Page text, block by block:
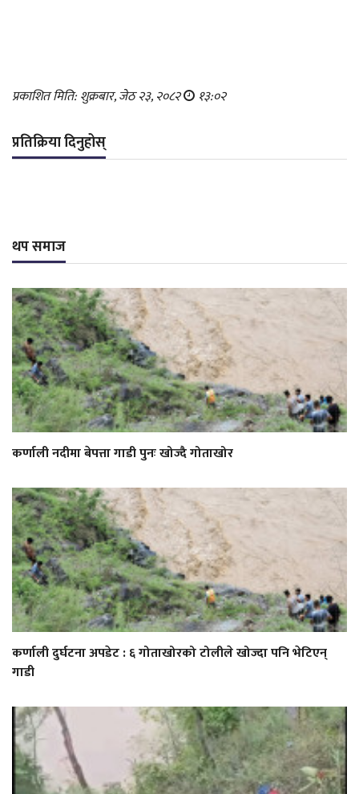
प्रकाशित मिति: शुक्रबार, जेठ २३, २०८२ १३:०२
प्रतिक्रिया दिनुहोस्
थप समाज
कर्णाली नदीमा बेपत्ता गाडी पुनः खोज्दै गोताखोर
कर्णाली दुर्घटना अपडेट : ६ गोताखोरको टोलीले खोज्दा पनि भेटिएन्
गाडी